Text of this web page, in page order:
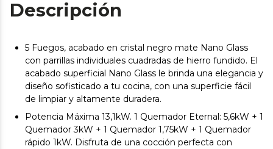
Descripción
5 Fuegos, acabado en cristal negro mate Nano Glass
con parrillas individuales cuadradas de hierro fundido. El
acabado superficial Nano Glass le brinda una elegancia y
diseño sofisticado a tu cocina, con una superficie fácil
de limpiar y altamente duradera.
Potencia Máxima 13,1kW. 1 Quemador Eternal: 5,6kW + 1
Quemador 3kW + 1 Quemador 1,75kW + 1 Quemador
rápido 1kW. Disfruta de una cocción perfecta con